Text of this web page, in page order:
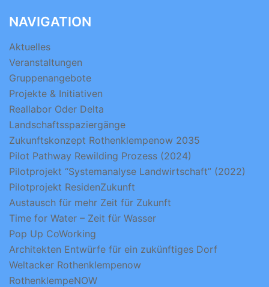
NAVIGATION
Aktuelles
Veranstaltungen
Gruppenangebote
Projekte & Initiativen
Reallabor Oder Delta
Landschaftsspaziergänge
Zukunftskonzept Rothenklempenow 2035
Pilot Pathway Rewilding Prozess (2024)
Pilotprojekt “Systemanalyse Landwirtschaft” (2022)
Pilotprojekt ResidenZukunft
Austausch für mehr Zeit für Zukunft
Time for Water – Zeit für Wasser
Pop Up CoWorking
Architekten Entwürfe für ein zukünftiges Dorf
Weltacker Rothenklempenow
RothenklempeNOW